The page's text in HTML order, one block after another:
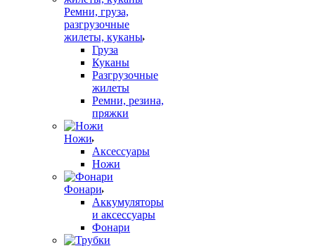
Ремни, груза,
разгрузочные
жилеты, куканы
Груза
Куканы
Разгрузочные
жилеты
Ремни, резина,
пряжки
Ножи
Аксессуары
Ножи
Фонари
Аккумуляторы
и аксессуары
Фонари